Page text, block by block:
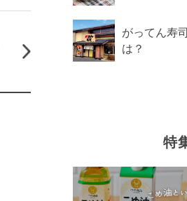
がってん寿
は？
特